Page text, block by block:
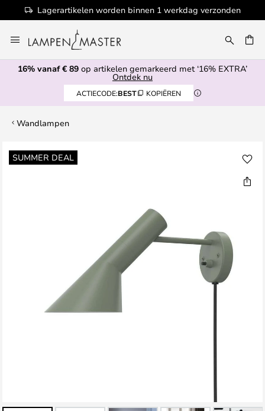
Lagerartikelen worden binnen 1 werkdag verzonden
naar
de
inhoud
16% vanaf € 89 op artikelen gemarkeerd met ‘16% EXTRA’
Ontdek nu
ACTIECODE:BEST KOPIËREN
Wandlampen
SUMMER DEAL
Ga
naar